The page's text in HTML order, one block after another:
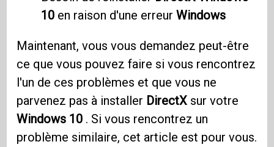
10 en raison d'une erreurWindows
Maintenant, vous vous demandez peut-être
ce que vous pouvez faire si vous rencontrez
l'un de ces problèmes et que vous ne
parvenez pas à installer DirectX sur votre
Windows 10 . Si vous rencontrez un
problème similaire, cet article est pour vous.